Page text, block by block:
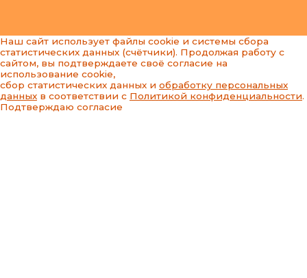
Наш сайт использует файлы cookie и системы сбора
статистических данных (счётчики). Продолжая работу с
сайтом, вы подтверждаете своё согласие на
использование cookie,
сбор статистических данных и обработку персональных
данных в соответствии с Политикой конфиденциальности.
Подтверждаю согласие